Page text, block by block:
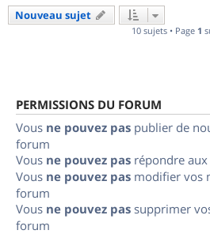
Nouveau sujet
10 sujets • Page 1
PERMISSIONS DU FORUM
Vous ne pouvez pas publier de
forum
Vous ne pouvez pas répondre
Vous ne pouvez pas modifier vos
forum
Vous ne pouvez pas supprimer
forum